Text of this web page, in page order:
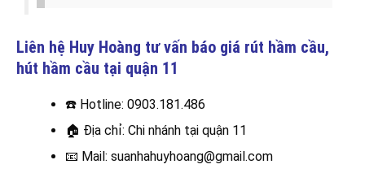
Liên hệ Huy Hoàng tư vấn báo giá rút hầm cầu,
hút hầm cầu tại quận 11
☎️ Hotline: 0903.181.486
🏠 Địa chỉ: Chi nhánh tại quận 11
📧 Mail: suanhahuyhoang@gmail.com